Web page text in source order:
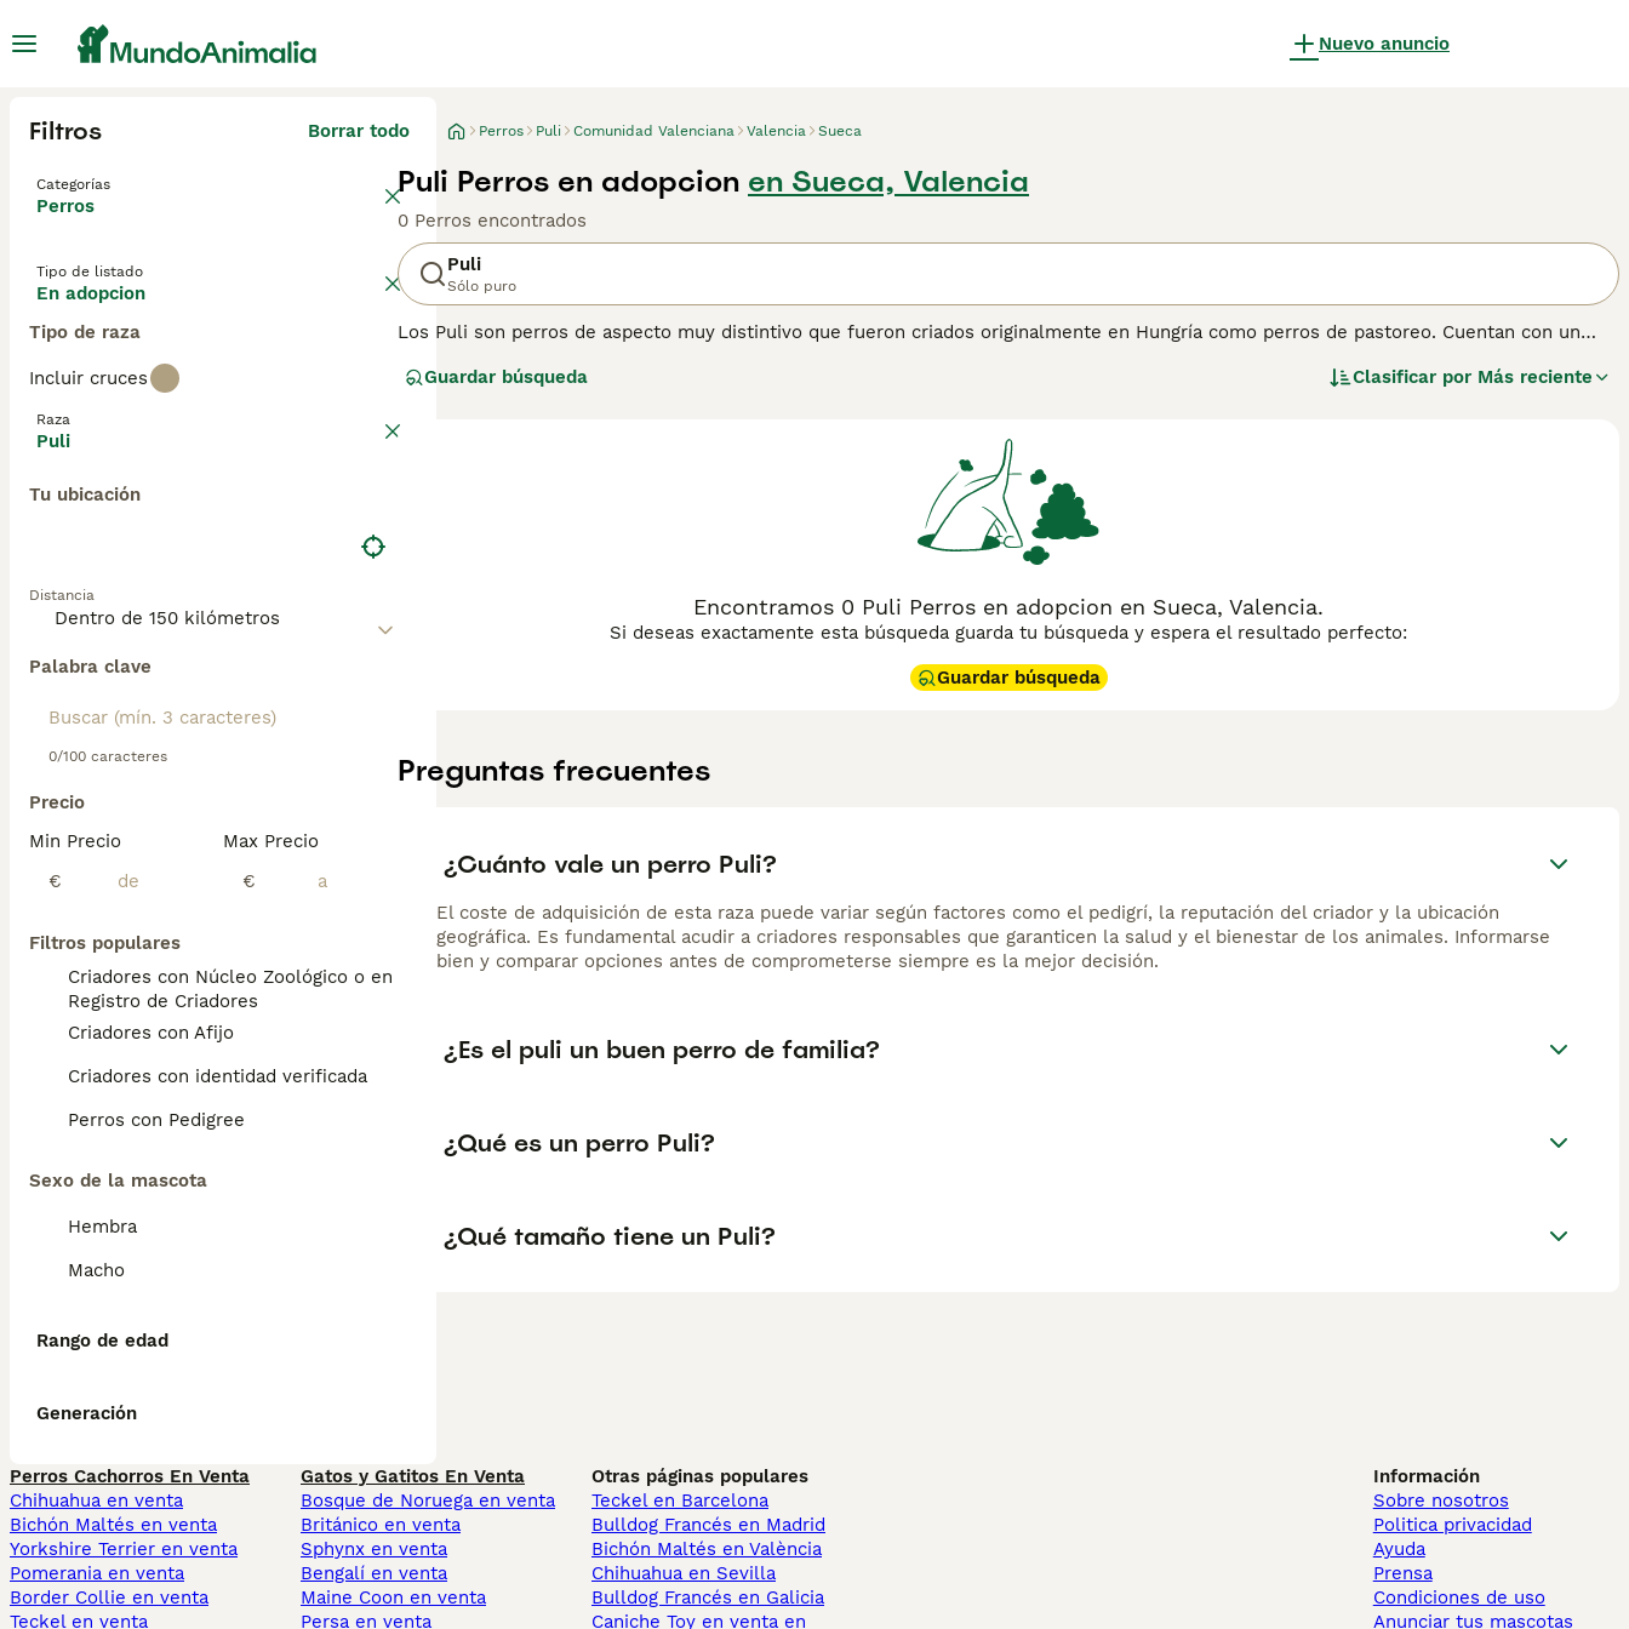
Nuevo anuncio
Filtros Borrar todo
Categorías
Perros
Tipo de listado
En adopcion
Tipo de raza
Incluir cruces
Raza
Puli
Tu ubicación
Distancia
Palabra clave
0/100 caracteres
Precio
Min Precio
€
Max Precio
€
Filtros populares
Criadores con Núcleo Zoológico o en el
Registro de Criadores
Criadores con Afijo
Criadores con identidad verificada
Perros con Pedigree
Sexo de la mascota
Hembra
Macho
Rango de edad
Generación
Perros Puli Comunidad Valenciana Valencia Sueca
Puli Perros en adopcion en Sueca, Valencia
0 Perros encontrados
Puli
Sólo puro
Los Puli son perros de aspecto muy distintivo que fueron criados originalmente en Hungría como perros de pastoreo. Cuentan con un
pastoreaban y cuidaban de los rebaños con sus pastores en las montañas y áreas más remotas del país.
Lee nuestra
Guardar búsqueda Clasificar por Más reciente
Encontramos 0 Puli Perros en adopcion en Sueca, Valencia.
Si deseas exactamente esta búsqueda guarda tu búsqueda y espera el resultado perfecto:
Guardar búsqueda
Preguntas frecuentes
¿Cuánto vale un perro Puli?
El coste de adquisición de esta raza puede variar según factores como el pedigrí, la reputación del criador y la ubicación
geográfica. Es fundamental acudir a criadores responsables que garanticen la salud y el bienestar de los animales. Informarse
bien y comparar opciones antes de comprometerse siempre es la mejor decisión.
¿Es el puli un buen perro de familia?
¿Qué es un perro Puli?
¿Qué tamaño tiene un Puli?
Perros Cachorros En Venta
Chihuahua en venta
Bichón Maltés en venta
Yorkshire Terrier en venta
Pomerania en venta
Border Collie en venta
Teckel en venta
Gatos y Gatitos En Venta
Bosque de Noruega en venta
Británico en venta
Sphynx en venta
Bengalí en venta
Maine Coon en venta
Persa en venta
Otras páginas populares
Teckel en Barcelona
Bulldog Francés en Madrid
Bichón Maltés en València
Chihuahua en Sevilla
Bulldog Francés en Galicia
Caniche Toy en venta en
Información
Sobre nosotros
Politica privacidad
Ayuda
Prensa
Condiciones de uso
Anunciar tus mascotas